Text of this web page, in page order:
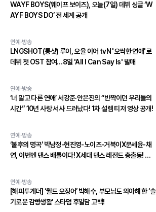
WAYF BOYS(웨이프 보이즈), 오늘(7일) 데뷔 싱글 ‘W
AYF BOYS DO’ 전 세계 공개
연예·방송
LNGSHOT(롱샷) 루이, 오율 이어 tvN '오싹한 연애'로
데뷔 첫 OST 참여…8일 'All I Can Say Is' 발매
연예·방송
‘너 말고 다른 연애’ 서강준·안은진의 “반짝이던 우리들의
시간” 10년 사랑 서사 드러났다! 1차 설렘 티저 영상 공개!
연예·방송
‘불후의 명곡’ 박남정-현진영-노이즈-거북이X문세윤-채
연, 이번엔 댄스 배틀이다! X세대 댄스 레전드 총출동! 댄
연예·방송
[해피투게더] ‘월드 오징어’ 박해수, 부모님도 의아해 한 ‘슬
기로운 감빵생활’ 스타덤 후일담 고백!